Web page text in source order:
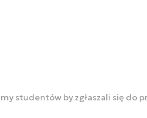
studentów by zgłaszali się do